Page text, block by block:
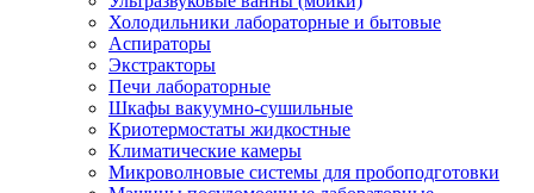
Холодильники лабораторные и бытовые
Аспираторы
Экстракторы
Печи лабораторные
Шкафы вакуумно-сушильные
Криотермостаты жидкостные
Климатические камеры
Микроволновые системы для пробоподготовки